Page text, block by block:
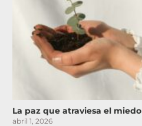
La paz que atraviesa el miedo
abril 1, 2026